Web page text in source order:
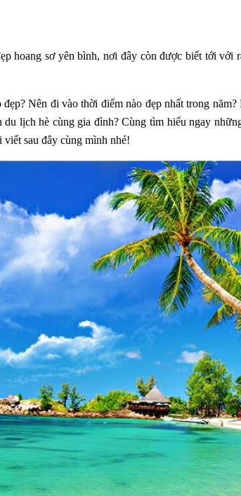
hoang sơ yên bình, nơi đây còn được biết tới với
Nên đi vào thời điểm nào đẹp nhất trong năm?
lịch hè cùng gia đình? Cùng tìm hiểu ngay
viết sau đây cùng mình nhé!